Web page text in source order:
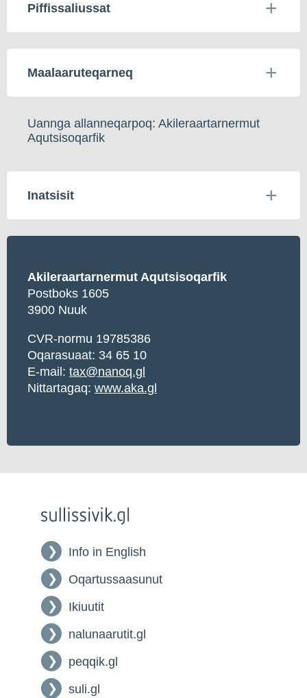
Piffissaliussat
Maalaaruteqarneq
Uannga allanneqarpoq: Akileraartarnermut
Aqutsisoqarfik
Inatsisit
Akileraartarnermut Aqutsisoqarfik
Postboks 1605
3900 Nuuk
CVR-normu 19785386
Oqarasuaat: 34 65 10
E-mail: tax@nanoq.gl
Nittartagaq: www.aka.gl
Info in English
Oqartussaasunut
Ikiuutit
nalunaarutit.gl
peqqik.gl
suli.gl